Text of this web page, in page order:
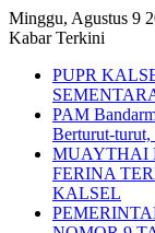
Minggu, Agustus 9
Kabar Terkini
PUPR
PAM
Berturut-turut,
MUAYTHAI
FERINA
KALSEL